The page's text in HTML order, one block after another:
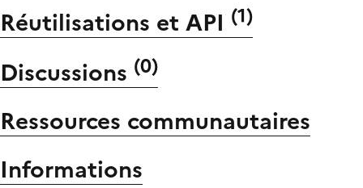
Réutilisations et API (1)
Discussions (0)
Ressources communautaires
Informations